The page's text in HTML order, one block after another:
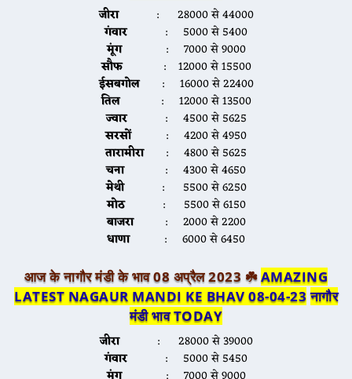
जीरा: 28000 से 44000
गंवार: 5000 से 5400
मूंग: 7000 से 9000
सौफ: 12000 से 15500
ईसबगोल: 16000 से 22400
तिल: 12000 से 13500
ज्वार: 4500 से 5625
सरसों: 4200 से 4950
तारामीरा: 4800 से 5625
चना: 4300 से 4650
मेथी: 5500 से 6250
मोठ
: 5500 से 6150
बाजरा: 2000 से 2200
धाणा: 6000 से 6450
आज के नागौर मंडी के भाव 08 अप्रैल 2023 ☘️AMAZING
LATEST NAGAUR MANDI KE BHAV 08-04-23 नागौर
मंडी भाव TODAY
जीरा: 28000 से 39000
गंवार: 5000 से 5450